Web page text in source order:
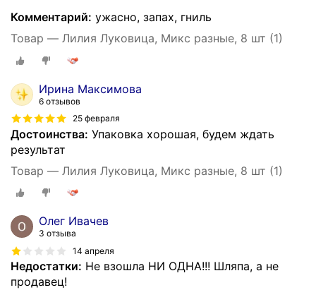
Комментарий: ужасно, запах, гниль
Товар — Лилия Луковица, Микс разные, 8 шт (1)
Ирина Максимова
6 отзывов
25 февраля
Достоинства: Упаковка хорошая, будем ждать
результат
Товар — Лилия Луковица, Микс разные, 8 шт (1)
Олег Ивачев
3 отзыва
14 апреля
Недостатки: Не взошла НИ ОДНА!!! Шляпа, а не
продавец!